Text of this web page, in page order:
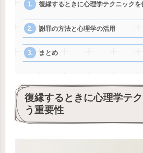
復縁するときに心理学テクニックを
謝罪の方法と心理学の活用
まとめ
復縁するときに心理学テ
う重要性